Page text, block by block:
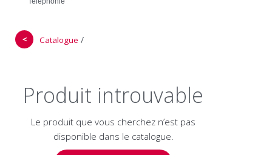
＜ Catalogue /
Produit introuvable
Le produit que vous cherchez n’est pas
disponible dans le catalogue.